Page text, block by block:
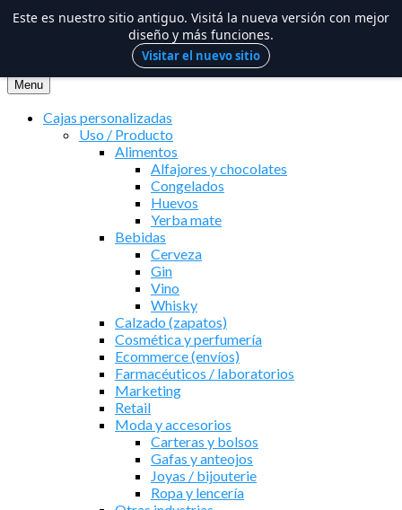
al
contenido
Menu
Cajas personalizadas
Uso / Producto
Alimentos
Alfajores y chocolates
Congelados
Huevos
Yerba mate
Bebidas
Cerveza
Gin
Vino
Whisky
Calzado (zapatos)
Cosmética y perfumería
Ecommerce (envíos)
Farmacéuticos / laboratorios
Marketing
Retail
Moda y accesorios
Carteras y bolsos
Gafas y anteojos
Joyas / bijouterie
Ropa y lencería
Este es nuestro sitio antiguo. Visitá la nueva versión con mejor
diseño y más funciones.
Visitar el nuevo sitio